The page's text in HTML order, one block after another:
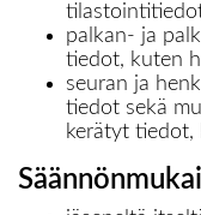
palkan- ja
tiedot, kuten
seuran ja
tiedot sekä
kerätyt tiedot,